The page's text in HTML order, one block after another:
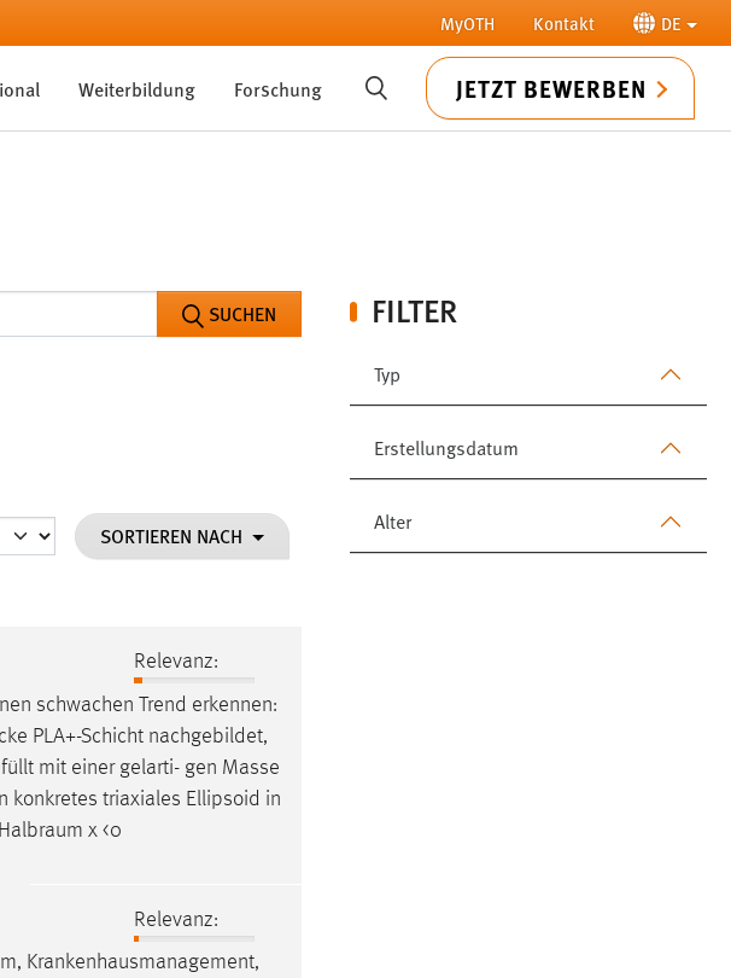
MyOTH Kontakt DE
Weiterbildung Forschung SUCHE JETZT BEWERBEN
FILTER
Typ
Erstellungsdatum
Alter
SUCHEN
SORTIEREN NACH
Relevanz:
schwachen Trend erkennen:
PLA+-Schicht nachgebildet,
mit einer gelarti- gen Masse
konkretes triaxiales Ellipsoid in
Halbraum χ <0
Relevanz:
, Krankenhausmanagement,